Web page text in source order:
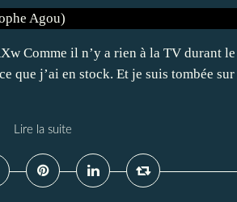
Comme il n’y a rien à la TV durant
que j’ai en stock. Et je suis tombée
Lire la suite